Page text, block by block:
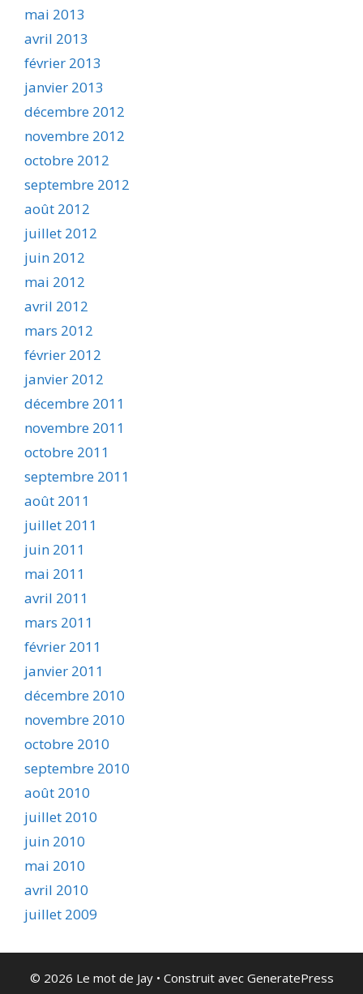
mai 2013
avril 2013
février 2013
janvier 2013
décembre 2012
novembre 2012
octobre 2012
septembre 2012
août 2012
juillet 2012
juin 2012
mai 2012
avril 2012
mars 2012
février 2012
janvier 2012
décembre 2011
novembre 2011
octobre 2011
septembre 2011
août 2011
juillet 2011
juin 2011
mai 2011
avril 2011
mars 2011
février 2011
janvier 2011
décembre 2010
novembre 2010
octobre 2010
septembre 2010
août 2010
juillet 2010
juin 2010
mai 2010
avril 2010
juillet 2009
© 2026 Le mot de Jay• Construit avec GeneratePress